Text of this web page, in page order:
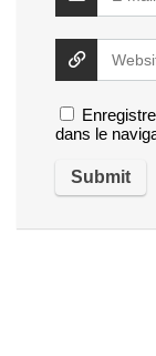
dans le